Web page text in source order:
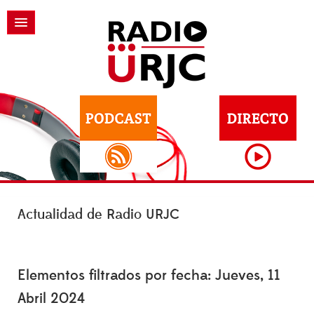
Actualidad de Radio URJC
Elementos filtrados por fecha: Jueves, 11
Abril 2024